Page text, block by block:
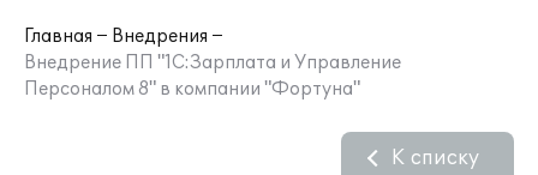
Главная
Внедрения
Внедрение ПП "1С:Зарплата и Управление
Персоналом 8" в компании "Фортуна"
К списку